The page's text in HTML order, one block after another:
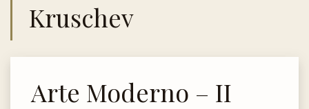
Kruschev
Arte Moderno – II